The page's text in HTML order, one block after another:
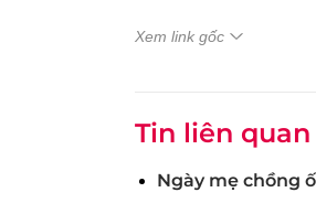
Xem link gốc
Tin liên quan
Ngày mẹ chồng